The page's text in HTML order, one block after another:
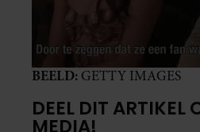
BEELD: GETTY IMAGES
DEEL DIT ARTIKEL
MEDIA!